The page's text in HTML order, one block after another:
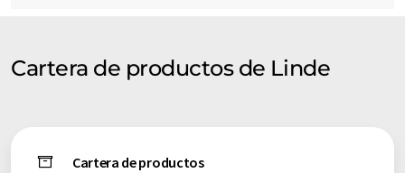
Cartera de productos de Linde
Cartera de productos